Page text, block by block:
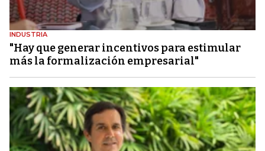
INDUSTRIA
"Hay que generar incentivos para estimular
más la formalización empresarial"